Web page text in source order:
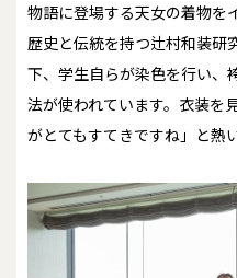
物語に登場する天女の着物を
歴史と伝統を持つ辻村和装研
下、学生自らが染色を行い、
法が使われています。衣装を
がとてもすてきですね」と熱